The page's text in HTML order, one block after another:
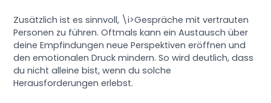
Zusätzlich ist es sinnvoll, \i>Gespräche mit vertrauten
Personen zu führen. Oftmals kann ein Austausch über
deine Empfindungen neue Perspektiven eröffnen und
den emotionalen Druck mindern. So wird deutlich, dass
du nicht alleine bist, wenn du solche
Herausforderungen erlebst.